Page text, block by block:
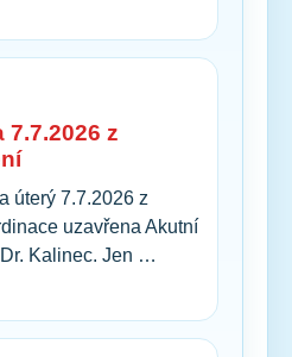
7.7.2026 z
úterý 7.7.2026 z
uzavřena Akutní
Kalinec. Jen …